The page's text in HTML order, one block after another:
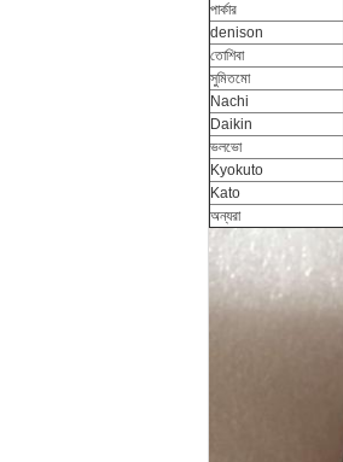
পার্কার
denison
তোশিবা
সুমিতমো
Nachi
Daikin
ভলভো
Kyokuto
Kato
অন্যরা